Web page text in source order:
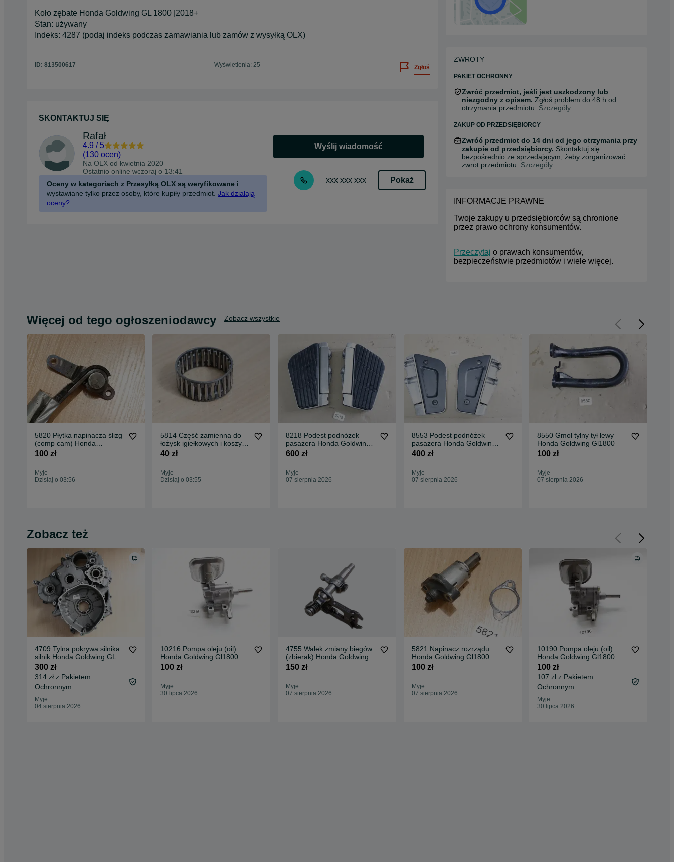
Koło zębate Honda Goldwing GL 1800 |2018+
Stan: używany
Indeks: 4287 (podaj indeks podczas zamawiania lub zamów z wysyłką OLX)
ID: 813500617 Wyświetlenia: 25 Zgłoś
SKONTAKTUJ SIĘ
Rafał
4.9 / 5
(130 ocen)
Na OLX od kwietnia 2020
Ostatnio online wczoraj o 13:41
Oceny w kategoriach z Przesyłką OLX są weryfikowane i
wystawiane tylko przez osoby, które kupiły przedmiot. Jak działają
oceny?
Wyślij wiadomość
xxx xxx xxx Pokaż
ZWROTY
PAKIET OCHRONNY
Zwróć przedmiot, jeśli jest uszkodzony lub
niezgodny z opisem. Zgłoś problem do 48 h od
otrzymania przedmiotu. Szczegóły
ZAKUP OD PRZEDSIĘBIORCY
Zwróć przedmiot do 14 dni od jego otrzymania przy
zakupie od przedsiębiorcy. Skontaktuj się
bezpośrednio ze sprzedającym, żeby zorganizować
zwrot przedmiotu. Szczegóły
INFORMACJE PRAWNE
Twoje zakupy u przedsiębiorców są chronione
przez prawo ochrony konsumentów.
Przeczytaj o prawach konsumentów,
bezpieczeństwie przedmiotów i wiele więcej.
Więcej od tego ogłoszeniodawcy Zobacz wszystkie
5820 Płytka napinacza ślizg
(comp cam) Honda
Goldwing GL 1800
100 zł
Myje
Dzisiaj o 03:56
5814 Część zamienna do
łożysk igiełkowych i koszyka
Goldwing GL 1800
40 zł
Myje
Dzisiaj o 03:55
8218 Podest podnóżek
pasażera Honda Goldwing
Gl1800
600 zł
Myje
07 sierpnia 2026
8553 Podest podnóżek
pasażera Honda Goldwing
Gl1800
400 zł
Myje
07 sierpnia 2026
8550 Gmol tylny tył lewy
Honda Goldwing Gl1800
100 zł
Myje
07 sierpnia 2026
Zobacz też
4709 Tylna pokrywa silnika
silnik Honda Goldwing GL
1800
300 zł
314 zł z Pakietem
Ochronnym
Myje
04 sierpnia 2026
10216 Pompa oleju (oil)
Honda Goldwing Gl1800
100 zł
Myje
30 lipca 2026
4755 Wałek zmiany biegów
(zbierak) Honda Goldwing
Gl1800
150 zł
Myje
07 sierpnia 2026
5821 Napinacz rozrządu
Honda Goldwing Gl1800
100 zł
Myje
07 sierpnia 2026
10190 Pompa oleju (oil)
Honda Goldwing Gl1800
100 zł
107 zł z Pakietem
Ochronnym
Myje
30 lipca 2026